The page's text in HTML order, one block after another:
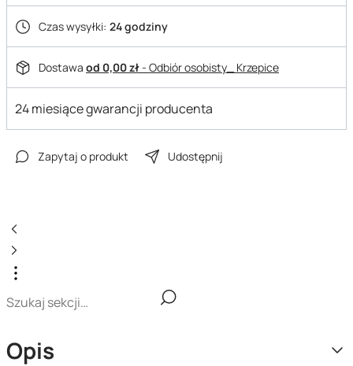
Czas wysyłki: 24 godziny
Dostawa od 0,00 zł- Odbiór osobisty_ Krzepice
24 miesiące gwarancji producenta
Zapytaj o produkt Udostępnij
Opis